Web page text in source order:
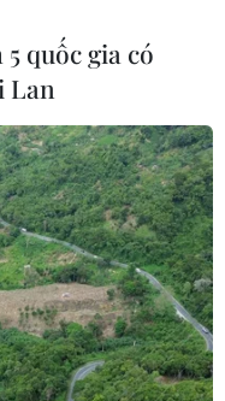
muốn xây dựng
nhấn mạnh nhiệm
quốc gia có
Lan